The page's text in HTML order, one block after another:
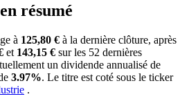
résumé
à 125,80 € à la dernière clôture, après
et 143,15 € sur les 52 dernières
un dividende annualisé de
3.97%. Le titre est coté sous le ticker
.